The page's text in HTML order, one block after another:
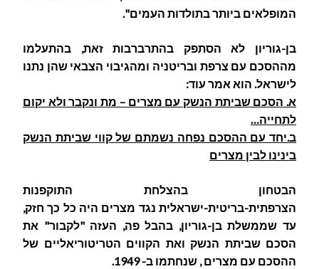
המופלאים ביותר בתולדות העמים".
בן-גוריון לא הסתפק בהתרברבות זאת, בהתעלמו
מההסכם עם צרפת ובריטניה ומהגיבוי הצבאי שהן נתנו
לישראל. הוא אמר עוד:
א. הסכם שביתת הנשק עם מצרים – מת ונקבר ולא יקום
לתחייה…
ב.יחד עם ההסכם נפחה נשמתם של קווי שביתת הנשק
בינינו לבין מצרים
הבטחון בהצלחת התוקפנות
הצרפתית-בריטית-ישראלית נגד מצרים היה כל כך חזק,
עד שממשלת בן-גוריון, בהבל פה, העזה "לקבור" את
הסכם שביתת הנשק ואת הקווים הטריטוריאליים של
ההסכם עם מצרים , שנחתמו ב- 1949.